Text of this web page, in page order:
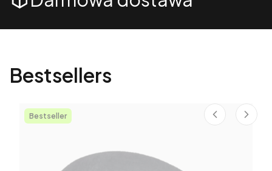
Bestsellers
Bestseller